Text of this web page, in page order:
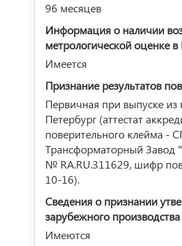
96 месяцев
Информация о наличии
метрологической оценке в
Имеется
Признание результатов
Первичная при выпуске из
Петербург (аттестат
поверительного клейма
Трансформаторный Завод
№ RA.RU.311629, шифр
10-16).
Сведения о признании
зарубежного производства
Имеются